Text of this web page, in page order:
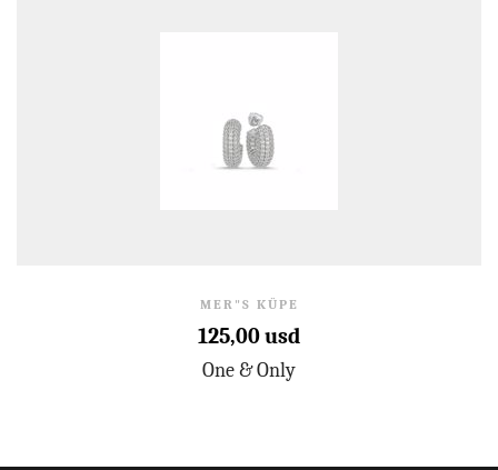
MER"S KÜPE
125,00 usd
One & Only